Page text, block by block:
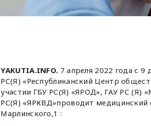
YAKUTIA.INFO. 7 апреля 2022 года с
РС(Я) «Республиканский Центр
участии ГБУ РС(Я) «ЯРОД», ГАУ РС (Я)
РС(Я) «ЯРКВД»проводит медицинский
Марлинского,1 :